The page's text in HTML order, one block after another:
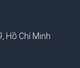
Hồ Chí Minh